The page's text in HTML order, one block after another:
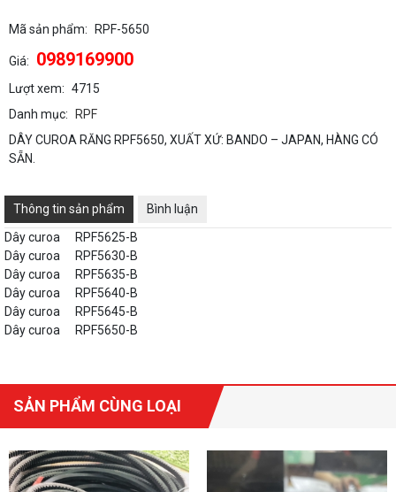
Mã sản phẩm: RPF-5650
Giá: 0989169900
Lượt xem: 4715
Danh mục:
RPF
DÂY CUROA RĂNG RPF5650, XUẤT XỨ: BANDO – JAPAN, HÀNG CÓ
SẴN.
Thông tin sản phẩm
Bình luận
Dây curoa
RPF5625-B
Dây curoa
RPF5630-B
Dây curoa
RPF5635-B
Dây curoa
RPF5640-B
Dây curoa
RPF5645-B
Dây curoa
RPF5650-B
SẢN PHẨM CÙNG LOẠI